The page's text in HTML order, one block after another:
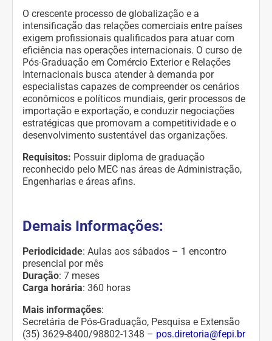
O crescente processo de globalização e a
intensificação das relações comerciais entre países
exigem profissionais qualificados para atuar com
eficiência nas operações internacionais. O curso de
Pós-Graduação em Comércio Exterior e Relações
Internacionais busca atender à demanda por
especialistas capazes de compreender os cenários
econômicos e políticos mundiais, gerir processos de
importação e exportação, e conduzir negociações
estratégicas que promovam a competitividade e o
desenvolvimento sustentável das organizações.
Requisitos: Possuir diploma de graduação
reconhecido pelo MEC nas áreas de Administração,
Engenharias e áreas afins.
Demais Informações:
Periodicidade: Aulas aos sábados – 1 encontro
presencial por mês
Duração: 7 meses
Carga horária: 360 horas
Mais informações:
Secretária de Pós-Graduação, Pesquisa e Extensão
(35) 3629-8400/98802-1348 – pos.diretoria@fepi.br